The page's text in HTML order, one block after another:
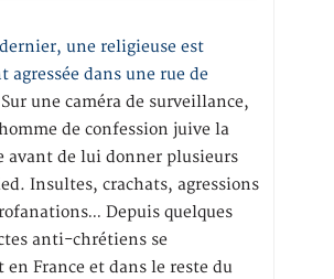
une religieuse est
agressée dans une rue de
une caméra de surveillance,
de confession juive la
avant de lui donner plusieurs
Insultes, crachats, agressions
Depuis quelques
anti-chrétiens se
France et dans le reste du